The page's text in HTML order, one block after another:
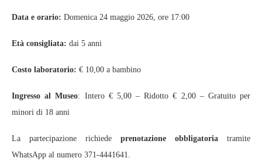
Data e orario: Domenica 24 maggio 2026, ore 17:00
Età consigliata: dai 5 anni
Costo laboratorio: € 10,00 a bambino
Ingresso al Museo: Intero € 5,00 – Ridotto € 2,00 – Gratuito per
minori di 18 anni
La partecipazione richiede prenotazione obbligatoria tramite
WhatsApp al numero 371‑4441641.